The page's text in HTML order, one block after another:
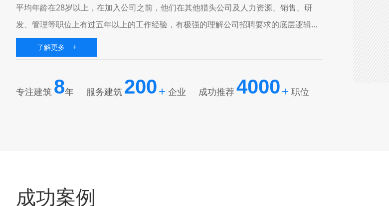
平均年龄在28岁以上，在加入公司之前，他们在其他猎头公司及人力资源、销售、研
发、管理等职位上有过五年以上的工作经验，有极强的理解公司招聘要求的底层逻辑思
维能力。公司立足于...
了解更多 +
专注建筑 8年 服务建筑 200+ 企业 成功推荐4000+ 职位
成功案例